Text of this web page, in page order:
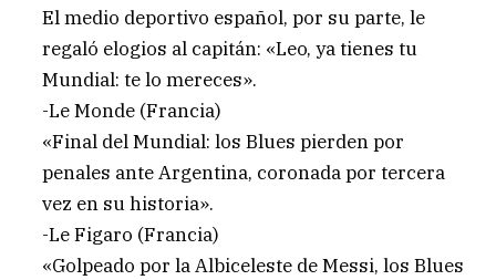
El medio deportivo español, por su parte, le
regaló elogios al capitán: «Leo, ya tienes tu
Mundial: te lo mereces».
-Le Monde (Francia)
«Final del Mundial: los Blues pierden por
penales ante Argentina, coronada por tercera
vez en su historia».
-Le Figaro (Francia)
«Golpeado por la Albiceleste de Messi, los Blues